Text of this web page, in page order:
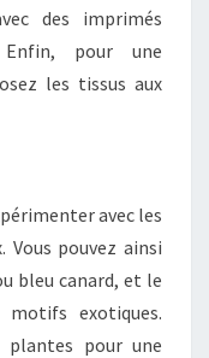
des imprimés
Enfin, pour une
les tissus aux
avec les
Vous pouvez ainsi
bleu canard, et le
exotiques.
plantes pour une